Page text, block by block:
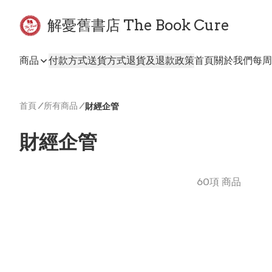
解憂舊書店 The Book Cure
商品 付款方式送貨方式退貨及退款政策首頁關於我們每
首頁/ 所有商品 / 財經企管
財經企管
60項 商品